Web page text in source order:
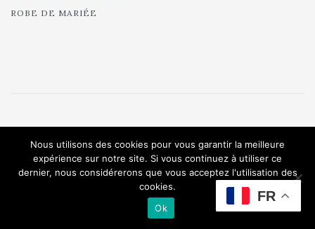
ROBE DE MARIÉE
All rights reserved.
FR
Nous utilisons des cookies pour vous garantir la meilleure
expérience sur notre site. Si vous continuez à utiliser ce
dernier, nous considérerons que vous acceptez l'utilisation des
cookies.
Ok